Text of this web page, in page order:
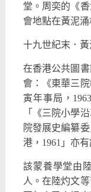
堂。周奕的《
會地點在黃泥涌
十九世紀末．
在香港公共圖
會：《東華三
寅年事局，
「《三院小學
院發展史編纂
港，1961」亦
該蒙養學堂由
人。在陸灼文